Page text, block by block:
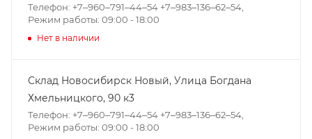
Телефон: +7‒960‒791‒44‒54 +7‒983‒136‒62‒54,
Режим работы: 09:00 - 18:00
Нет в наличии
Склад Новосибирск Новый, ​Улица Богдана
Хмельницкого, 90 к3
Телефон: +7‒960‒791‒44‒54 +7‒983‒136‒62‒54,
Режим работы: 09:00 - 18:00